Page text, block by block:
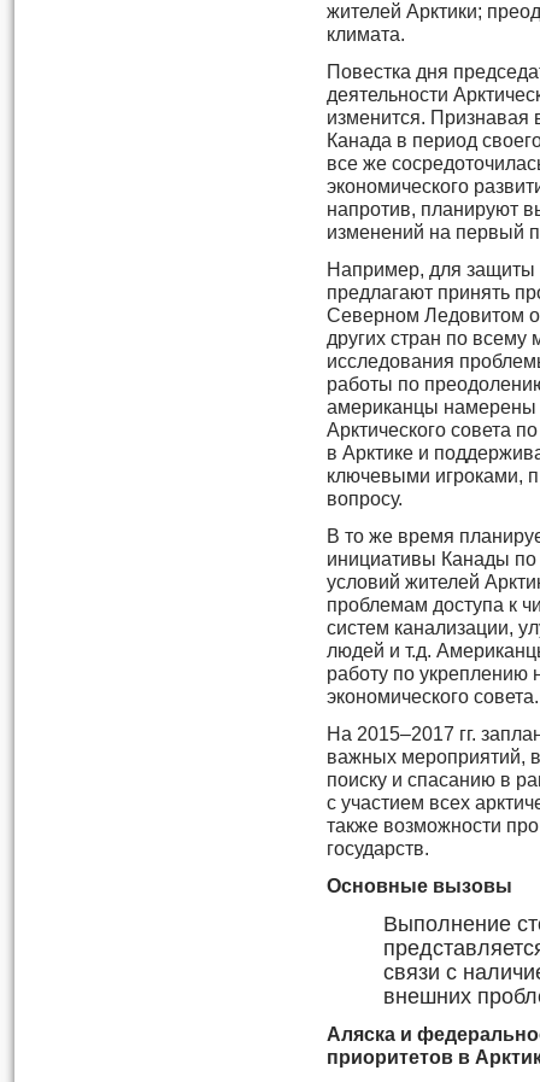
жителей Арктики;
климата.
Повестка дня
деятельности
изменится. Признавая
Канада в период
все же
экономического
напротив, планируют
изменений на первый
Например, для
предлагают принять
Северном Ледовитом
других стран по всему
исследования
работы по
американцы намерены
Арктического совета
в Арктике и
ключевыми игроками,
вопросу.
В то же время
инициативы Канады
условий жителей
проблемам доступа к
систем канализации,
людей и т.д.
работу по укреплению
экономического совета.
На 2015–2017 гг.
важных мероприятий,
поиску и спасанию в
с участием всех
также возможности
государств.
Основные вызовы
Выполнение
связи с
внешних
Аляска и
приоритетов в